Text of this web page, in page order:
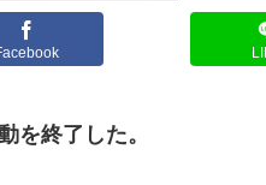
を終了した。